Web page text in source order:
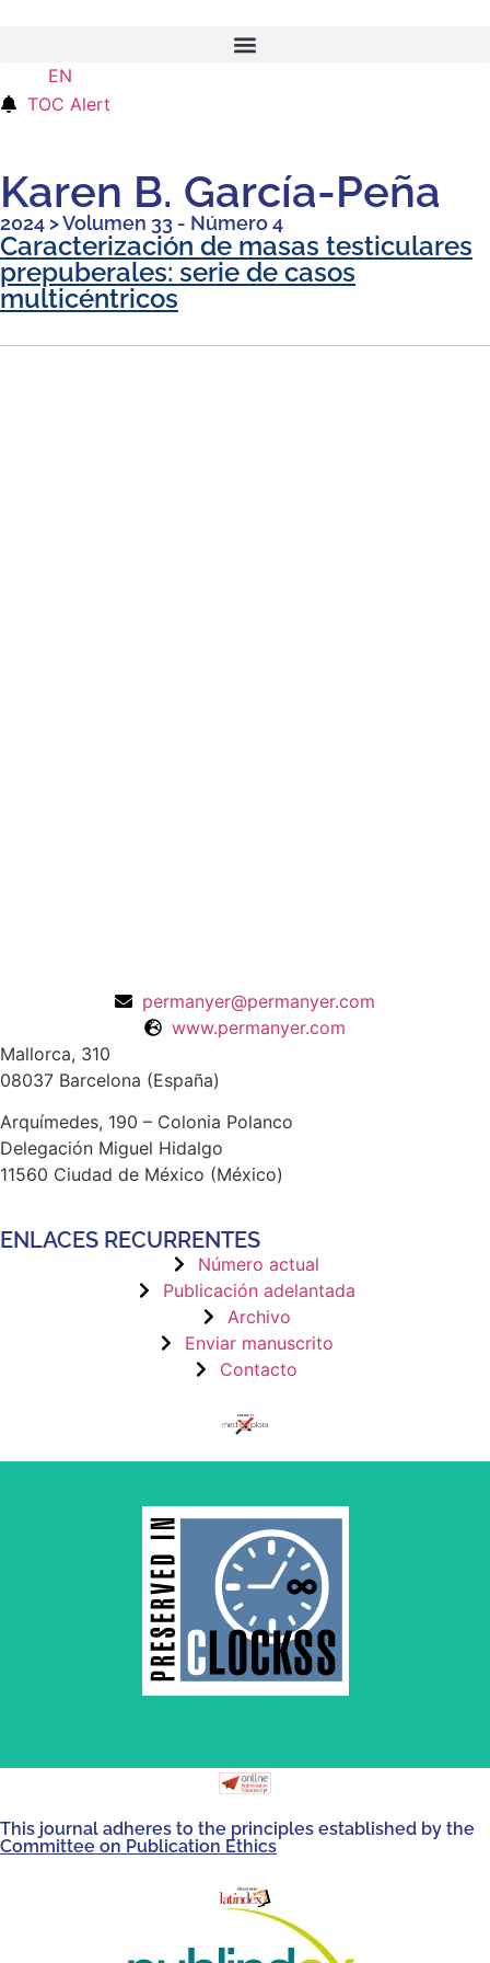
EN
TOC Alert
Karen B. García-Peña
2024 >Volumen 33 - Número 4
Caracterización de masas testiculares
prepuberales: serie de casos
multicéntricos
permanyer@permanyer.com
www.permanyer.com
Mallorca, 310
08037 Barcelona (España)
Arquímedes, 190 – Colonia Polanco
Delegación Miguel Hidalgo
11560 Ciudad de México (México)
ENLACES RECURRENTES
Número actual
Publicación adelantada
Archivo
Enviar manuscrito
Contacto
CLOCKSS is a dak archive that ensures the long-term
survival of web-based scholary publications, governed
by and for its stakeholders.
This journal adheres to the principles established by the
Committee on Publication Ethics